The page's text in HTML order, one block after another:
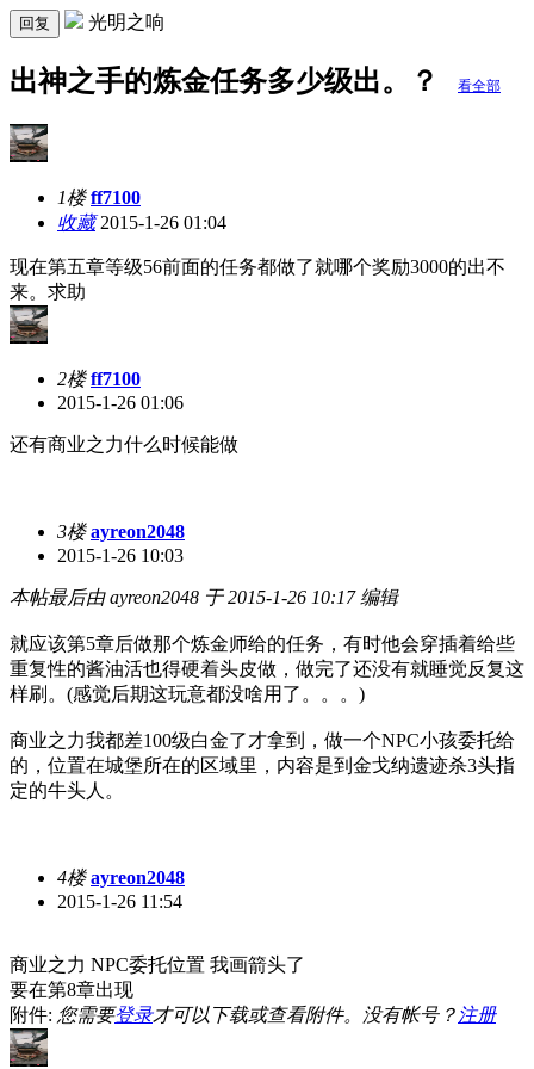
回复 光明之响
出神之手的炼金任务多少级出。？ 看全部
1楼 ff7100
收藏2015-1-26 01:04
现在第五章等级56前面的任务都做了就哪个奖励3000的出不
来。求助
2楼 ff7100
2015-1-26 01:06
还有商业之力什么时候能做
3楼 ayreon2048
2015-1-26 10:03
本帖最后由 ayreon2048 于 2015-1-26 10:17 编辑
就应该第5章后做那个炼金师给的任务，有时他会穿插着给些
重复性的酱油活也得硬着头皮做，做完了还没有就睡觉反复这
样刷。(感觉后期这玩意都没啥用了。。。)
商业之力我都差100级白金了才拿到，做一个NPC小孩委托给
的，位置在城堡所在的区域里，内容是到金戈纳遗迹杀3头指
定的牛头人。
4楼 ayreon2048
2015-1-26 11:54
商业之力 NPC委托位置 我画箭头了
要在第8章出现
附件: 您需要登录才可以下载或查看附件。没有帐号？ 注册